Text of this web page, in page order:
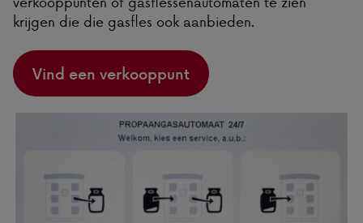
krijgen die die gasfles ook aanbieden.
Vind een verkooppunt